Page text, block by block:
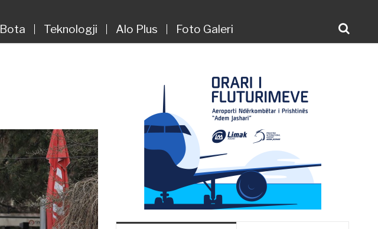
Bota Teknologji Alo Plus Foto Galeri